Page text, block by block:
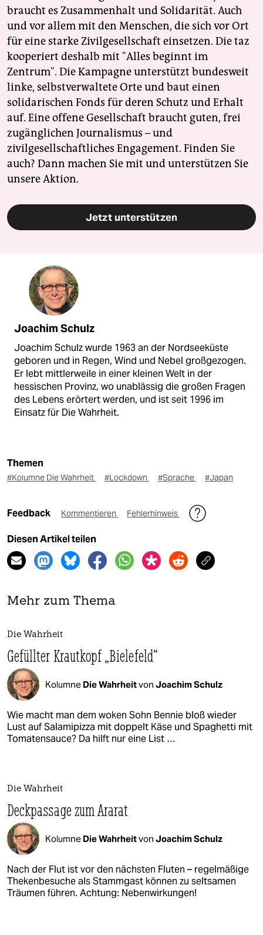
braucht es Zusammenhalt und Solidarität. Auch
und vor allem mit den Menschen, die sich vor Ort
für eine starke Zivilgesellschaft einsetzen. Die taz
kooperiert deshalb mit "Alles beginnt im
Zentrum". Die Kampagne unterstützt bundesweit
linke, selbstverwaltete Orte und baut einen
solidarischen Fonds für deren Schutz und Erhalt
auf. Eine offene Gesellschaft braucht guten, frei
zugänglichen Journalismus – und
zivilgesellschaftliches Engagement. Finden Sie
auch? Dann machen Sie mit und unterstützen Sie
unsere Aktion.
Jetzt unterstützen
Joachim Schulz
Joachim Schulz wurde 1963 an der Nordseeküste
geboren und in Regen, Wind und Nebel großgezogen.
Er lebt mittlerweile in einer kleinen Welt in der
hessischen Provinz, wo unablässig die großen Fragen
des Lebens erörtert werden, und ist seit 1996 im
Einsatz für Die Wahrheit.
Themen
#Kolumne Die Wahrheit #Lockdown #Sprache #Japan
Feedback Kommentieren Fehlerhinweis
Diesen Artikel teilen
Mehr zum Thema
Die Wahrheit
Gefüllter Krautkopf „Bielefeld“
Kolumne Die Wahrheitvon Joachim Schulz
Wie macht man dem woken Sohn Bennie bloß wieder
Lust auf Salamipizza mit doppelt Käse und Spaghetti mit
Tomatensauce? Da hilft nur eine List …
Die Wahrheit
Deckpassage zum Ararat
Kolumne Die Wahrheitvon Joachim Schulz
Nach der Flut ist vor den nächsten Fluten – regelmäßige
Thekenbesuche als Stammgast können zu seltsamen
Träumen führen. Achtung: Nebenwirkungen!